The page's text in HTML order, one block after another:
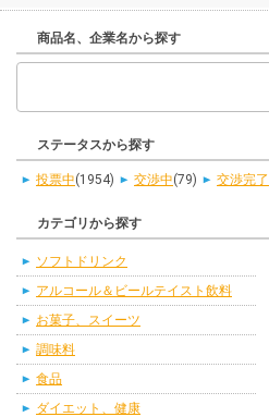
商品名、企業名から探す
ステータスから探す
投票中(1954) 交渉中(79) 交渉完了
カテゴリから探す
ソフトドリンク
アルコール＆ビールテイスト飲料
お菓子、スイーツ
調味料
食品
ダイエット、健康